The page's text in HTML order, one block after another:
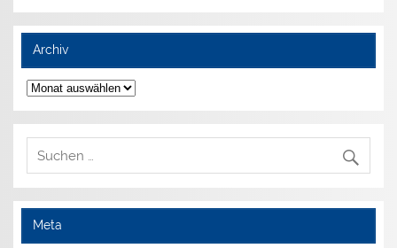
Archiv
Archiv
Meta